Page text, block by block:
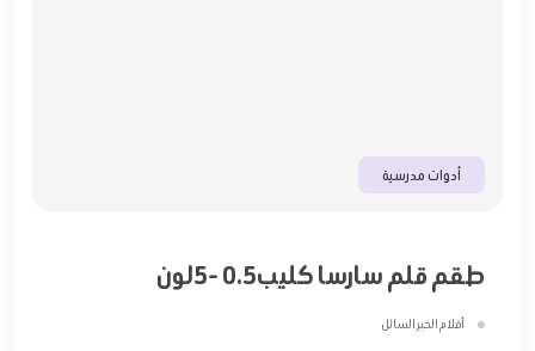
أدوات مدرسية
طقم قلم سارسا كليب0.5 -5لون
أقلام الحبر السائل